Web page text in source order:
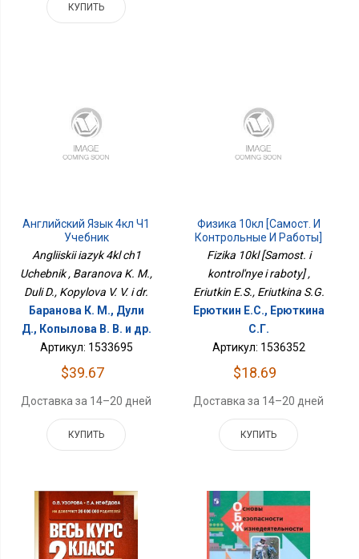
КУПИТЬ
Английский Язык 4кл Ч1
Учебник
Angliiskii iazyk 4kl ch1
Uchebnik , Baranova K. M.,
Duli D., Kopylova V. V. i dr.
Баранова К. М., Дули
Д., Копылова В. В. и др.
Артикул: 1533695
$39.67
Доставка за 14–20 дней
КУПИТЬ
Физика 10кл [Самост. И
Контрольные И Работы]
Fizika 10kl [Samost. i
kontrol'nye i raboty] ,
Eriutkin E.S., Eriutkina S.G.
Ерюткин Е.С., Ерюткина
С.Г.
Артикул: 1536352
$18.69
Доставка за 14–20 дней
КУПИТЬ